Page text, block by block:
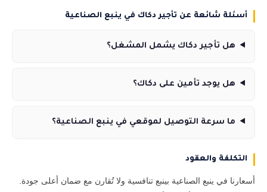
أسئلة شائعة عن تأجير دكاك في ينبع الصناعية
هل تأجير دكاك يشمل المشغل؟
هل يوجد تأمين على دكاك؟
ما سرعة التوصيل لموقعي في ينبع الصناعية؟
التكلفة والعقود
أسعارنا في ينبع الصناعية بينبع تنافسية ولا تُقارن مع ضمان أعلى جودة.